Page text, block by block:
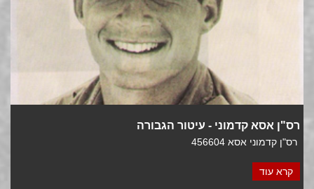
רס"ן אסא קדמוני - עיטור הגבורה
רס"ן קדמוני אסא 456604
קרא עוד